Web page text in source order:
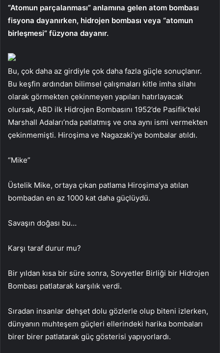
“Atomun parçalanması” anlamına gelen atom bombası
fisyona dayanırken, hidrojen bombası veya “atomun
birleşmesi” füzyona dayanır.
Bu, çok daha az girdiyle çok daha fazla güçle sonuçlanır.
Bu keşfin ardından bilimsel çalışmaları kitle imha silahı
olarak görmekten çekinmeyen yapıları hatırlayacak
olursak, ABD ilk Hidrojen Bombasını 1952’de Pasifik’teki
Marshall Adaları’nda patlatmış ve ona aynı ismi vermekten
çekinmemişti. Hiroşima ve Nagazaki’ye bombalar atıldı.
“Mike”
Üstelik Mike, ortaya çıkan patlama Hiroşima’ya atılan
bombadan en az 1000 kat daha güçlüydü.
Savaşın doğası bu…
Karşı taraf durur mu?
Bir yıldan kısa bir süre sonra, Sovyetler Birliği bir Hidrojen
Bombası patlatarak karşılık verdi.
Sıradan insanlar dehşet dolu gözlerle olup biteni izlerken,
dünyanın muhteşem güçleri ellerindeki harika bombaları
birer birer patlatarak güç gösterisi yapıyorlardı.